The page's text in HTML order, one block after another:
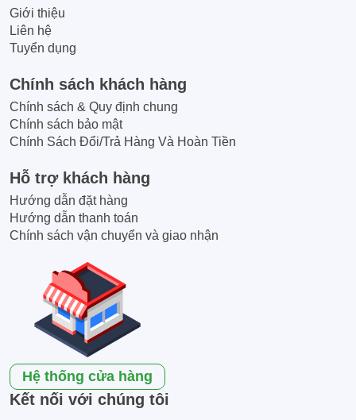
Giới thiệu
Liên hệ
Tuyển dụng
Chính sách khách hàng
Chính sách & Quy định chung
Chính sách bảo mật
Chính Sách Đổi/Trả Hàng Và Hoàn Tiền
Hỗ trợ khách hàng
Hướng dẫn đặt hàng
Hướng dẫn thanh toán
Chính sách vận chuyển và giao nhận
Hệ thống cửa hàng
Kết nối với chúng tôi